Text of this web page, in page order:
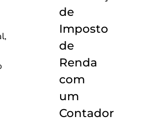
de
Imposto
de
Renda
com
um
Contador